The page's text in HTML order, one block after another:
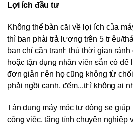
Lợi ích đầu tư
Không thể bàn cãi về lợi ích của
thì bạn phải trả lương trên 5 triệu/
bạn chỉ cần tranh thủ thời gian rảnh
hoặc tận dụng nhân viên sẵn có để
đơn giản nên họ cũng không từ
phải ngồi canh, đếm,..thì không ai
Tận dụng máy móc tự động sẽ giúp
công việc, tăng tính chuyên nghiệp